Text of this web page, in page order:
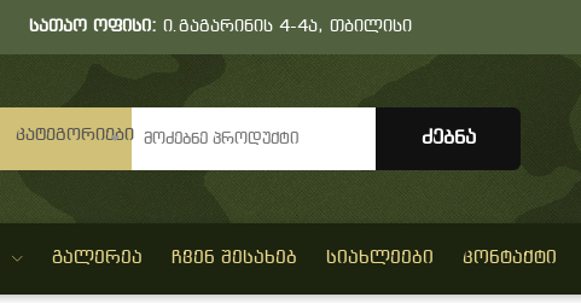
სათაო ოფისი: ი.გაგარინის 4-4ა, თბილისი
Კატეგორიები
ᲒᲐᲚᲔᲠᲔᲐ ᲩᲕᲔᲜ ᲨᲔᲡᲐᲮᲔᲑ ᲡᲘᲐᲮᲚᲔᲔᲑᲘ ᲙᲝᲜᲢᲐᲥᲢᲘ